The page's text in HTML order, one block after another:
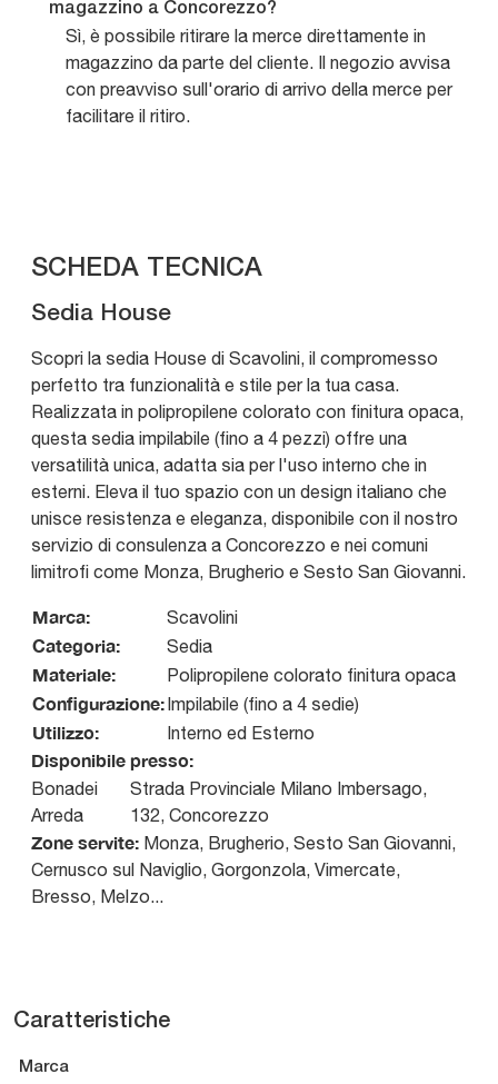
magazzino a Concorezzo?
Sì, è possibile ritirare la merce direttamente in
magazzino da parte del cliente. Il negozio avvisa
con preavviso sull'orario di arrivo della merce per
facilitare il ritiro.
SCHEDA TECNICA
Sedia House
Scopri la sedia House di Scavolini, il compromesso
perfetto tra funzionalità e stile per la tua casa.
Realizzata in polipropilene colorato con finitura opaca,
questa sedia impilabile (fino a 4 pezzi) offre una
versatilità unica, adatta sia per l'uso interno che in
esterni. Eleva il tuo spazio con un design italiano che
unisce resistenza e eleganza, disponibile con il nostro
servizio di consulenza a Concorezzo e nei comuni
limitrofi come Monza, Brugherio e Sesto San Giovanni.
Marca: Scavolini
Categoria: Sedia
Materiale: Polipropilene colorato finitura opaca
Configurazione:Impilabile (fino a 4 sedie)
Utilizzo: Interno ed Esterno
Disponibile presso:
Bonadei
Arreda
Strada Provinciale Milano Imbersago,
132, Concorezzo
Zone servite: Monza, Brugherio, Sesto San Giovanni,
Cernusco sul Naviglio, Gorgonzola, Vimercate,
Bresso, Melzo...
Caratteristiche
Marca